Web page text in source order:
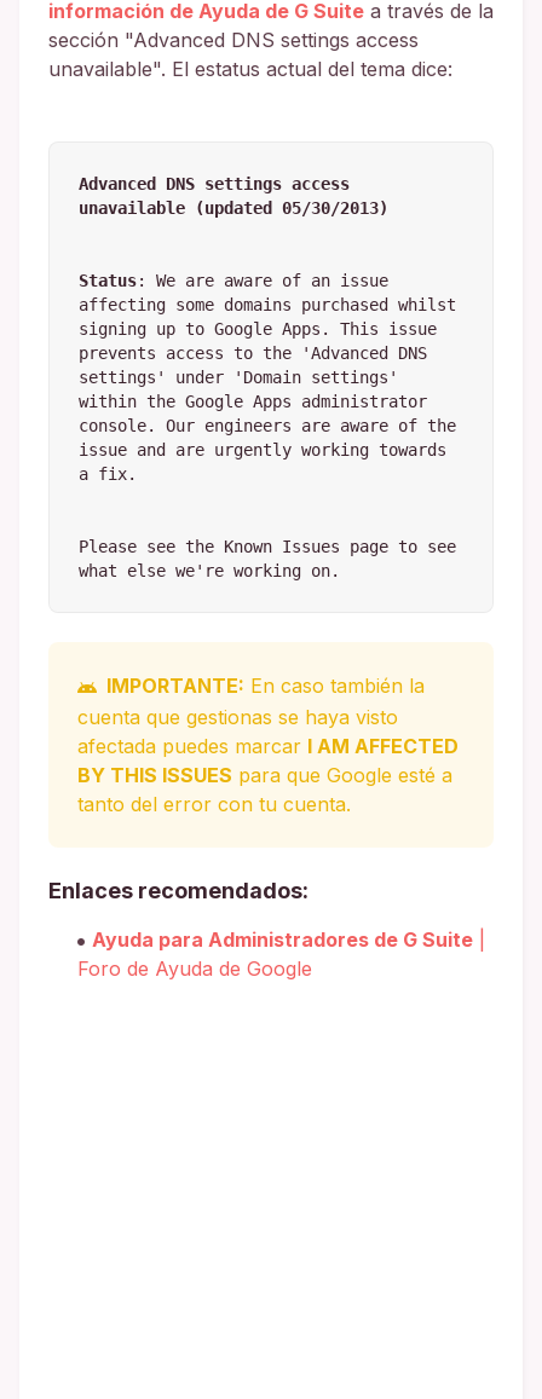
información de Ayuda de G Suite a través de la
sección "Advanced DNS settings access
unavailable". El estatus actual del tema dice:
Advanced DNS settings access
unavailable (updated 05/30/2013)
Status: We are aware of an issue
affecting some domains purchased whilst
signing up to Google Apps. This issue
prevents access to the 'Advanced DNS
settings' under 'Domain settings'
within the Google Apps administrator
console. Our engineers are aware of the
issue and are urgently working towards
a fix.
Please see the Known Issues page to see
what else we're working on.
IMPORTANTE: En caso también la
cuenta que gestionas se haya visto
afectada puedes marcar I AM AFFECTED
BY THIS ISSUES para que Google esté a
tanto del error con tu cuenta.
Enlaces recomendados:
Ayuda para Administradores de G Suite
Foro de Ayuda de Google